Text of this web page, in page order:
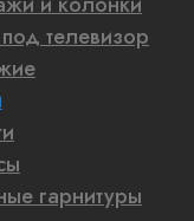
телевизор
гарнитуры